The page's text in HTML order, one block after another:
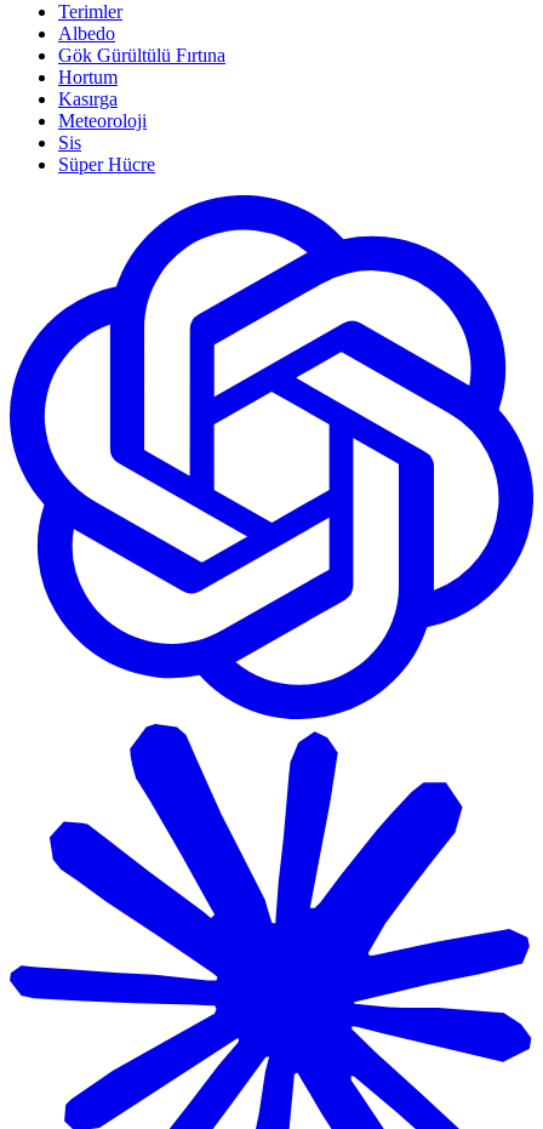
Terimler
Albedo
Gök Gürültülü Fırtına
Hortum
Kasırga
Meteoroloji
Sis
Süper Hücre